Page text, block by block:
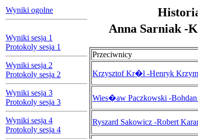
Wyniki ogolne
Wyniki sesja 1
Protokoly sesja 1
Wyniki sesja 2
Protokoly sesja 2
Wyniki sesja 3
Protokoly sesja 3
Wyniki sesja 4
Protokoly sesja 4
Anna Sarniak -
Przeciwnicy
Krzysztof Kr�l -Henryk
Wies�aw Paczkowski -Bohdan
Ryszard Sakowicz -Robert